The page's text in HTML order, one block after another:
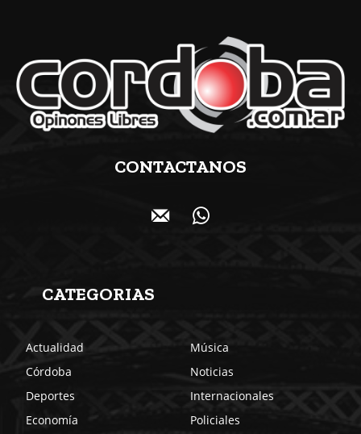
CONTACTANOS
CATEGORIAS
Actualidad
Córdoba
Deportes
Economía
Música
Noticias
Internacionales
Policiales